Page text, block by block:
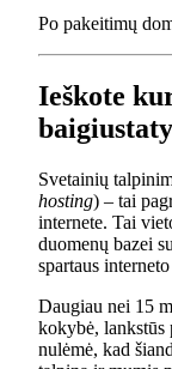
Po pakeitimų
Ieškote
Svetainių
hosting) – tai
internete. Tai
duomenų bazei
spartaus
Daugiau nei 15
kokybė, lankstūs
nulėmė, kad